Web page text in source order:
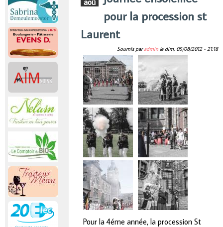
aoû
pour la procession st
Laurent
Soumis paradmin le dim, 05/08/2012 - 21:18
Pour la 4éme année, la procession St
r
n
p
a